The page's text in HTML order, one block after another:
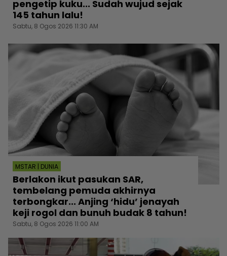
pengetip kuku... Sudah wujud sejak
145 tahun lalu!
Sabtu, 8 Ogos 2026 11:30 AM
MSTAR | DUNIA
Berlakon ikut pasukan SAR,
tembelang pemuda akhirnya
terbongkar... Anjing ‘hidu’ jenayah
keji rogol dan bunuh budak 8 tahun!
Sabtu, 8 Ogos 2026 11:00 AM